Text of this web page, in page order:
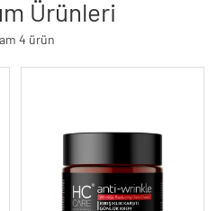
Ürünleri
4 ürün